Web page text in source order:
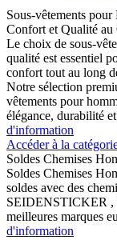
Sous-vêtements pour
Confort et Qualité au
Le choix de sous-
qualité est essentiel
confort tout au long
Notre sélection
vêtements pour
élégance, durabilité
d'information
Accéder à la
Soldes Chemises
Soldes Chemises
soldes avec des
SEIDENSTICKER
meilleures marques
d'information